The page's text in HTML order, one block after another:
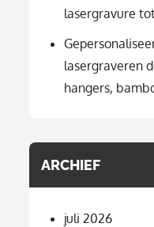
lasergravure
lasergraveren
hangers,
ARCHIEF
juli 2026